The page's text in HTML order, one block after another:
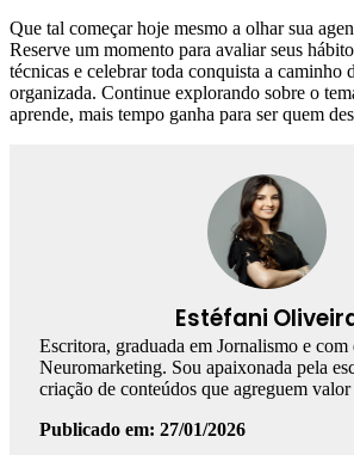
Que tal começar hoje mesmo a olhar sua
Reserve um momento para avaliar seus
técnicas e celebrar toda conquista a caminho
organizada. Continue explorando sobre o
aprende, mais tempo ganha para ser quem
Estéfani
Escritora, graduada em Jornalismo e com
Neuromarketing. Sou apaixonada pela
criação de conteúdos que agreguem valor
Publicado em: 27/01/2026